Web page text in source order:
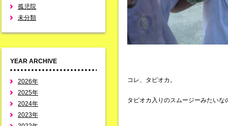
孤児院
未分類
YEAR ARCHIVE
2026年
2025年
2024年
2023年
コレ、タピオカ。
タピオカ入りのスムージーみたい